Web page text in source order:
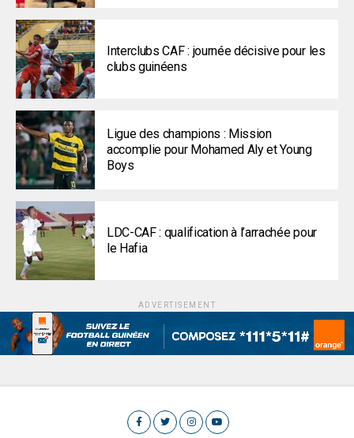
Interclubs CAF : journée décisive pour les
clubs guinéens
Ligue des champions : Mission
accomplie pour Mohamed Aly et Young
Boys
LDC-CAF : qualification à l’arrachée pour
le Hafia
ADVERTISEMENT